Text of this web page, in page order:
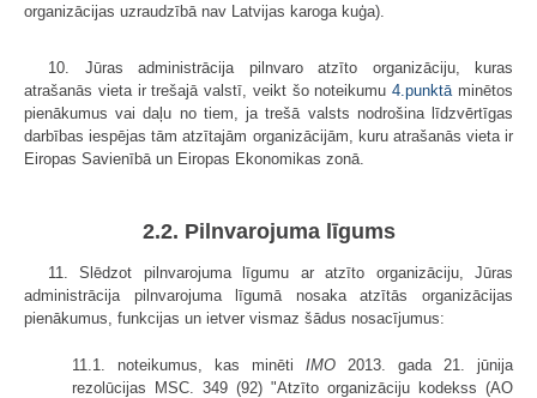
organizācijas uzraudzībā nav Latvijas karoga kuģa).
10. Jūras administrācija pilnvaro atzīto organizāciju, kuras
atrašanās vieta ir trešajā valstī, veikt šo noteikumu4.punktā minētos
pienākumus vai daļu no tiem, ja trešā valsts nodrošina līdzvērtīgas
darbības iespējas tām atzītajām organizācijām, kuru atrašanās vieta ir
Eiropas Savienībā un Eiropas Ekonomikas zonā.
2.2. Pilnvarojuma līgums
11. Slēdzot pilnvarojuma līgumu ar atzīto organizāciju, Jūras
administrācija pilnvarojuma līgumā nosaka atzītās organizācijas
pienākumus, funkcijas un ietver vismaz šādus nosacījumus:
11.1. noteikumus, kas minēti IMO 2013. gada 21. jūnija
rezolūcijas MSC. 349 (92) "Atzīto organizāciju kodekss (AO